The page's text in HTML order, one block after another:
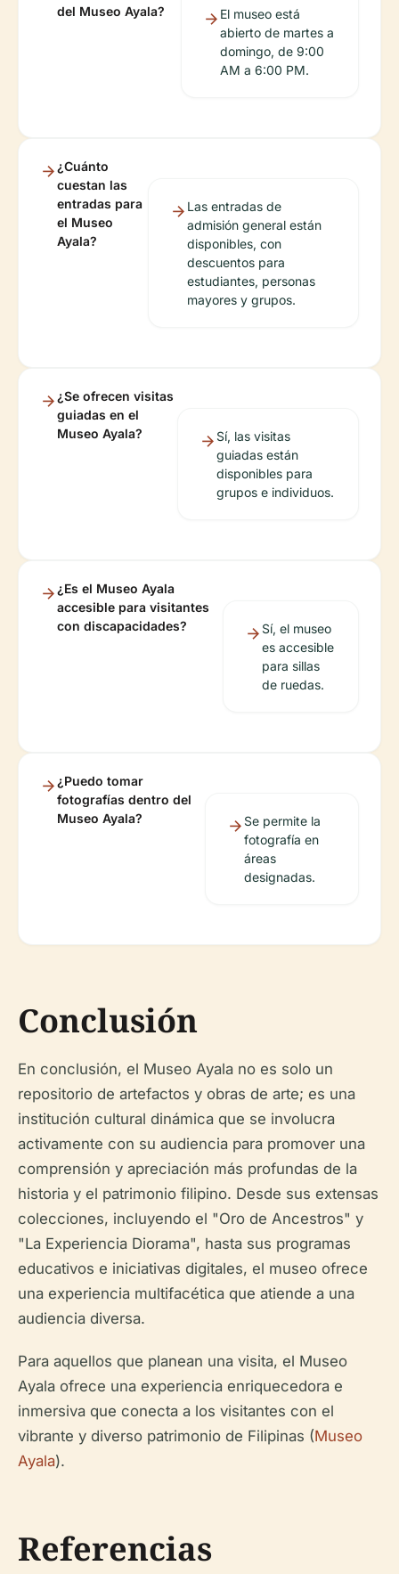
del Museo Ayala?
El museo está
abierto de martes a
domingo, de 9:00
AM a 6:00 PM.
¿Cuánto
cuestan las
entradas para
el Museo
Ayala?
Las entradas de
admisión general están
disponibles, con
descuentos para
estudiantes, personas
mayores y grupos.
¿Se ofrecen visitas
guiadas en el
Museo Ayala?
Sí, las visitas
guiadas están
disponibles para
grupos e individuos.
¿Es el Museo Ayala
accesible para visitantes
con discapacidades?
Sí, el museo
es accesible
para sillas
de ruedas.
¿Puedo tomar
fotografías dentro del
Museo Ayala?
Se permite la
fotografía en
áreas
designadas.
Conclusión
En conclusión, el Museo Ayala no es solo un
repositorio de artefactos y obras de arte; es una
institución cultural dinámica que se involucra
activamente con su audiencia para promover una
comprensión y apreciación más profundas de la
historia y el patrimonio filipino. Desde sus extensas
colecciones, incluyendo el "Oro de Ancestros" y
"La Experiencia Diorama", hasta sus programas
educativos e iniciativas digitales, el museo ofrece
una experiencia multifacética que atiende a una
audiencia diversa.
Para aquellos que planean una visita, el Museo
Ayala ofrece una experiencia enriquecedora e
inmersiva que conecta a los visitantes con el
vibrante y diverso patrimonio de Filipinas (Museo
Ayala).
Referencias